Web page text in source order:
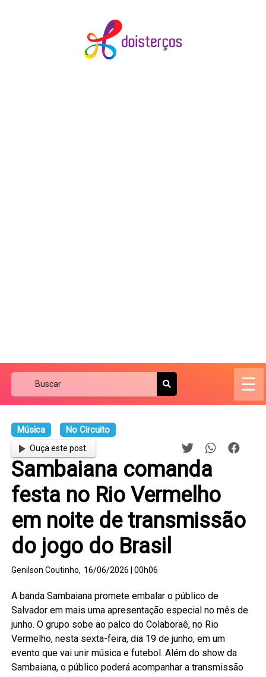
☰
Música No Circuito
Ouça este post.
Sambaiana comanda
festa no Rio Vermelho
em noite de transmissão
do jogo do Brasil
Genilson Coutinho, 16/06/2026 | 00h06
A banda Sambaiana promete embalar o público de
Salvador em mais uma apresentação especial no mês de
junho. O grupo sobe ao palco do Colaboraê, no Rio
Vermelho, nesta sexta-feira, dia 19 de junho, em um
evento que vai unir música e futebol. Além do show da
Sambaiana, o público poderá acompanhar a transmissão